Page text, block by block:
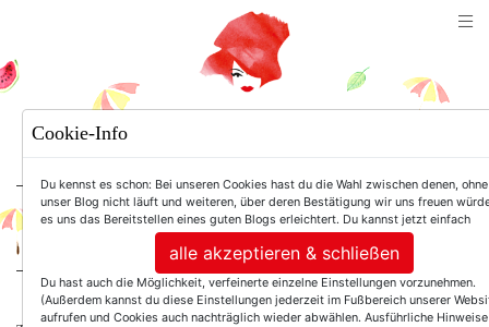
For Women. Not Girls.
Cookie-Info
Du kennst es schon: Bei unseren Cookies hast du die Wahl zwischen denen,
unser Blog nicht läuft und weiteren, über deren Bestätigung wir uns freuen
es uns das Bereitstellen eines guten Blogs erleichtert. Du kannst jetzt einfach
alle akzeptieren & schließen
Du hast auch die Möglichkeit, verfeinerte einzelne Einstellungen vorzunehmen.
(Außerdem kannst du diese Einstellungen jederzeit im Fußbereich unserer
aufrufen und Cookies auch nachträglich wieder abwählen. Ausführliche Hinweise